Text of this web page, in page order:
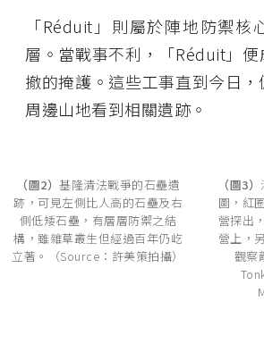
「Réduit」則屬於陣地防禦核
層。當戰事不利，「Réduit」
撤的掩護。這些工事直到今日
周邊山地看到相關遺跡。
（圖2）基隆清法戰爭的石壘遺
跡，可見左側比人高的石壘及右
側低矮石壘，有層層防禦之結
構，雖雜草叢生但經過百年仍屹
立著。（Source：許美策拍攝）
（圖3）
圖，紅
營探出
營上，
觀察